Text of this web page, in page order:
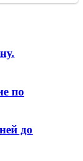
по
до